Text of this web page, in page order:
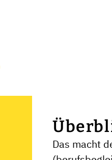
Das macht